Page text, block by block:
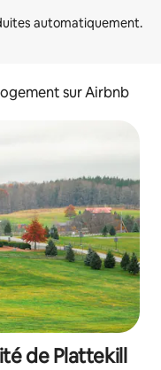
sur Airbnb
de Plattekill